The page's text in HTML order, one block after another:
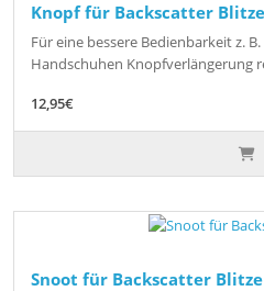
Knopf für Backscatter Blitze
Für eine bessere Bedienbarkeit z.
Handschuhen Knopfverlängerung
12,95€
Snoot für Backscatter Blitze